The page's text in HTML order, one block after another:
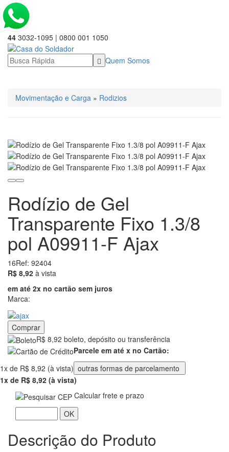
44 3032-1095 | 0800 001 1050
Quem Somos
Movimentação e Carga » Rodizios
Rodízio de Gel
Transparente Fixo 1.3/8
pol A09911-F Ajax
16Ref: 92404
8.92
R$ 8,92 à vista
em até 2x no cartão sem juros
Marca:
Comprar
R$ 8,92 boleto, depósito ou transferência
Parcele em até x no Cartão:
1x de R$ 8,92 (à vista) outras formas de parcelamento
1x de R$ 8,92 (à vista)
Calcular frete e prazo
OK
Descrição do Produto